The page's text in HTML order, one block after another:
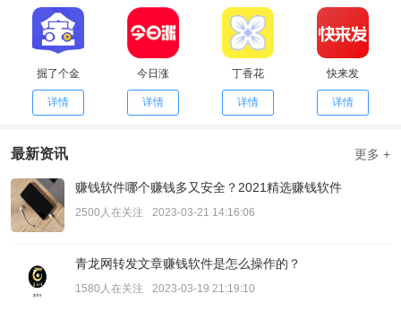
掘了个金
详情
今日涨
详情
丁香花
详情
快来发
详情
最新资讯 更多 +
赚钱软件哪个赚钱多又安全？2021精选赚钱软件
2500人在关注 2023-03-21 14:16:06
青龙网转发文章赚钱软件是怎么操作的？
1580人在关注 2023-03-19 21:19:10